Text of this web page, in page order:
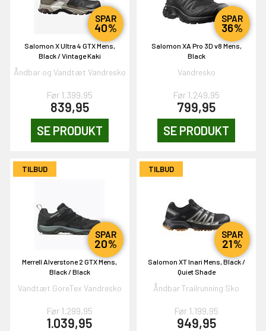
SPAR
40%
Salomon X Ultra 4 GTX Mens,
Black / Vintage Kaki
Åndbar og Vandtæt Vandresko
Før 1.399,95
839,95
SE PRODUKT
SPAR
36%
Salomon XA Pro 3D v8 Mens,
Black
Vandresko
Før 1.249,95
799,95
SE PRODUKT
TILBUD
SPAR
20%
Merrell Alverstone 2 GTX Mens,
Black / Black
Vandtæt GoreTex Vandresko
Før 1.299,95
1.039,95
TILBUD
SPAR
21%
Salomon XT Inari Mens, Black /
Quiet Shade
Åndbar Trailrunning Sko
Før 1.199,95
949,95
VIND!
DELTAG!
NEJ TAK!